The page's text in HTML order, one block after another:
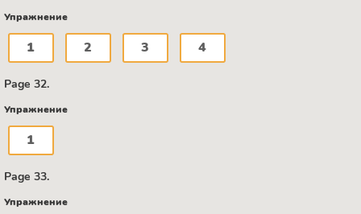
Упражнение
1 2 3 4
Page 32.
Упражнение
1
Page 33.
Упражнение